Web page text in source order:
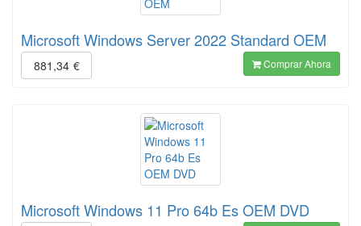
Microsoft Windows Server 2022 Standard OEM
881,34 € Comprar Ahora
Microsoft Windows 11 Pro 64b Es OEM DVD